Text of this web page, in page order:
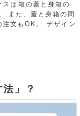
は箱の蓋と身箱の
また、蓋と身箱の間
文もOK。
デザイン
」？